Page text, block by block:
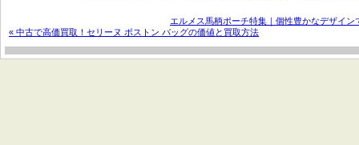
エルメス馬柄ポーチ特集｜個性豊かなデザイン
« 中古で高価買取！セリーヌ ボストン バッグの価値と買取方法